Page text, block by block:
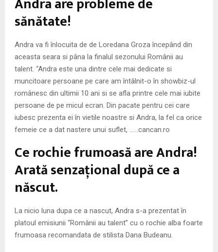
N
U
sănătate!
Andra va fi înlocuita de de Loredana Groza începând din
aceasta seara si pâna la finalul sezonului Românii au
talent. “Andra este una dintre cele mai dedicate si
muncitoare persoane pe care am întâlnit-o în showbiz-ul
românesc din ultimii 10 ani si se afla printre cele mai iubite
persoane de pe micul ecran. Din pacate pentru cei care
iubesc prezenta ei în vietile noastre si Andra, la fel ca orice
femeie ce a dat nastere unui suflet, ……cancan.ro
Ce rochie frumoasă are Andra!
Arată senzaţional după ce a
născut.
La nicio luna dupa ce a nascut, Andra s-a prezentat în
platoul emisiunii “Românii au talent” cu o rochie alba foarte
frumoasa recomandata de stilista Dana Budeanu.